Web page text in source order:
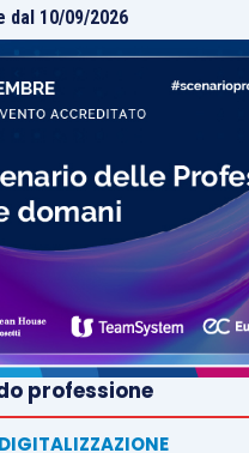
dal 10/09/2026
professione